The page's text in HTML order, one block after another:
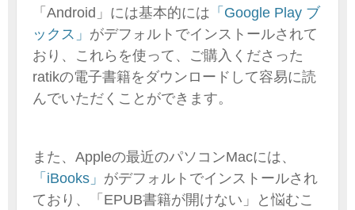
「Android」には基本的には 「Google Play ブ
ックス」 がデフォルトでインストールされて
おり、これらを使って、ご購入くださった
ratikの電子書籍をダウンロードして容易に読
んでいただくことができます。
また、Appleの最近のパソコンMacには、
「iBooks」 がデフォルトでインストールされ
ており、「EPUB書籍が開けない」と悩むこ